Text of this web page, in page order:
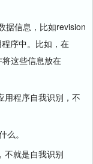
信息，比如revision
序中。比如，在
这些信息放在
程序自我识别，不
。
就是自我识别